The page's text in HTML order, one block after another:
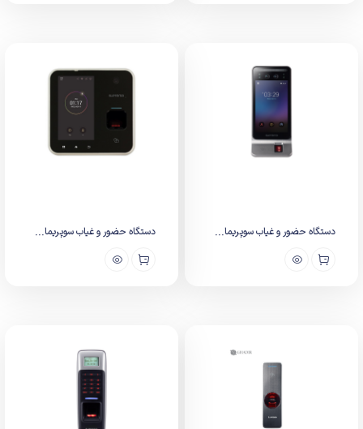
دستگاه حضور و غیاب سوپریما... دستگاه حضور و غیاب سوپریما...